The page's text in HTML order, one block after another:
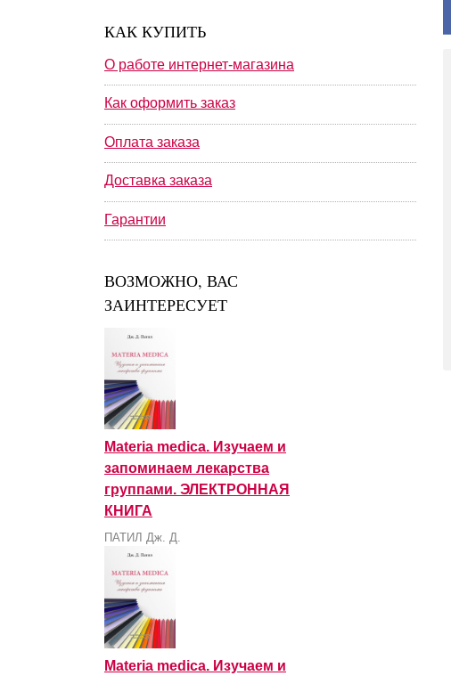
КАК КУПИТЬ
О работе интернет-магазина
Как оформить заказ
Оплата заказа
Доставка заказа
Гарантии
ВОЗМОЖНО, ВАС
ЗАИНТЕРЕСУЕТ
Materia medica. Изучаем и
запоминаем лекарства
группами. ЭЛЕКТРОННАЯ
КНИГА
ПАТИЛ Дж. Д.
Materia medica. Изучаем и